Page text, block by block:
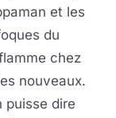
et les
du
chez
nouveaux.
puisse dire